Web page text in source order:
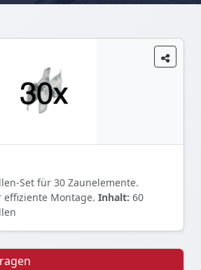
Set für 30 Zaunelemente.
Montage. Inhalt: 60